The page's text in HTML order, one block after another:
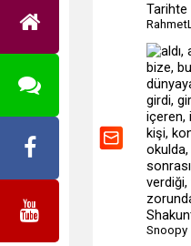
Tarihte
Snoopy